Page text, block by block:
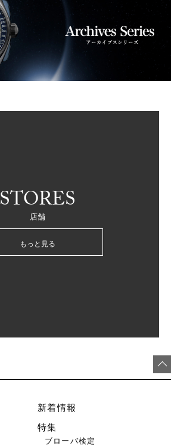
STORES
店舗
もっと見る
新着情報
特集
ブローバ検定